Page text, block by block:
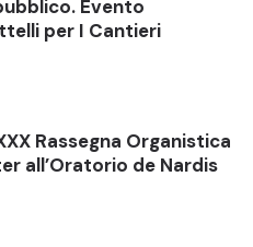
Evento
per I Cantieri
Rassegna Organistica
all’Oratorio de Nardis